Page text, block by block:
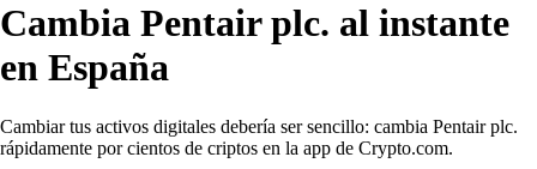
Cambia Pentair plc. al instante
en España
Cambiar tus activos digitales debería ser sencillo: cambia Pentair plc.
rápidamente por cientos de criptos en la app de Crypto.com.